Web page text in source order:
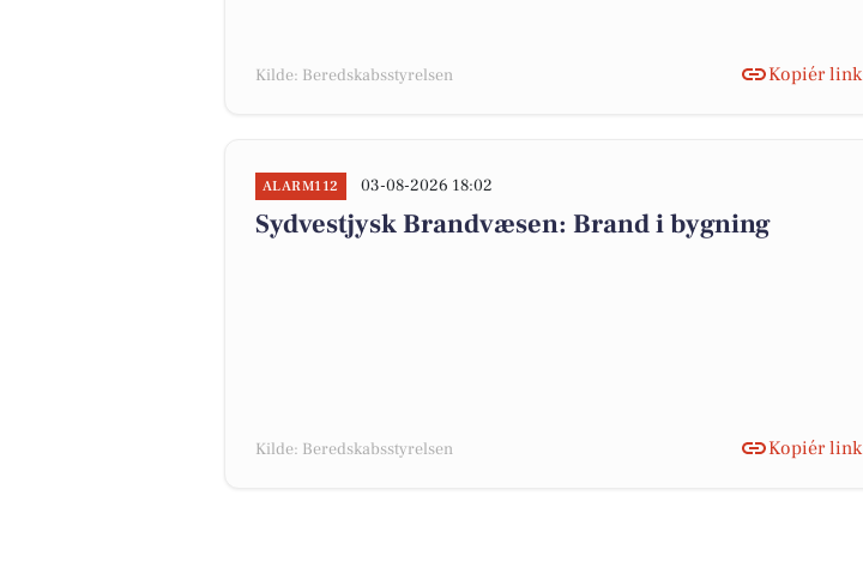
Kilde: Beredskabsstyrelsen Kopiér link
ALARM112 03-08-2026 18:02
Sydvestjysk Brandvæsen: Brand i bygning
Kilde: Beredskabsstyrelsen Kopiér link